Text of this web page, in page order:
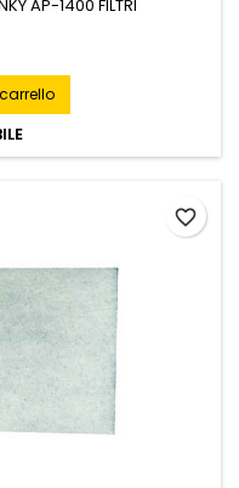
AP-1400 FILTRI
favorite_border